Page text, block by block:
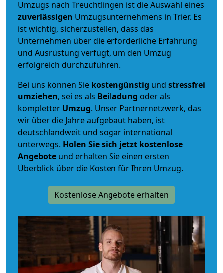
Umzugs nach Treuchtlingen ist die Auswahl eines
zuverlässigen Umzugsunternehmens in Trier. Es
ist wichtig, sicherzustellen, dass das
Unternehmen über die erforderliche Erfahrung
und Ausrüstung verfügt, um den Umzug
erfolgreich durchzuführen.
Bei uns können Sie kostengünstig und stressfrei
umziehen, sei es als Beiladung oder als
kompletter Umzug. Unser Partnernetzwerk, das
wir über die Jahre aufgebaut haben, ist
deutschlandweit und sogar international
unterwegs. Holen Sie sich jetzt kostenlose
Angebote und erhalten Sie einen ersten
Überblick über die Kosten für Ihren Umzug.
Kostenlose Angebote erhalten